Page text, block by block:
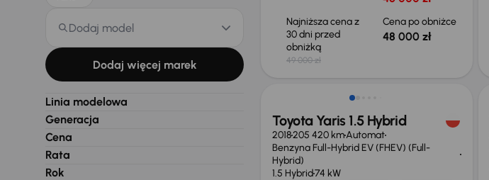
Dodaj model
Dodaj więcej marek
Linia modelowa
Generacja
Cena
Rata
Rok
Najniższa cena z
30 dni przed
obniżką
49 000 zł
Cena po obniżce
48 000 zł
Toyota Yaris 1.5 Hybrid
2018205 420 kmAutomat
Benzyna Full-Hybrid EV (FHEV) (Full-
Hybrid)
1.5 Hybrid74 kW